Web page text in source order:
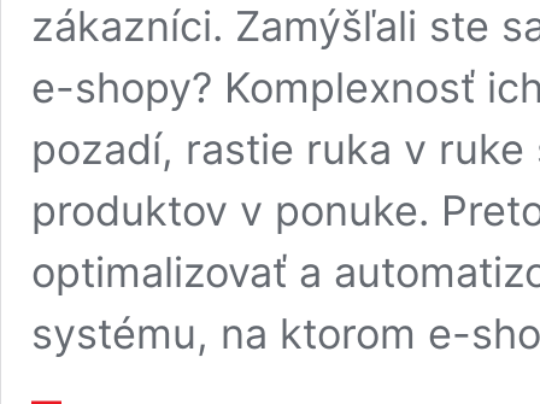
zákazníci. Zamýšľali ste
e-shopy? Komplexnosť
pozadí, rastie ruka v
produktov v ponuke.
optimalizovať a
systému, na ktorom e-